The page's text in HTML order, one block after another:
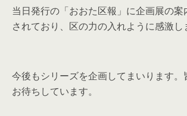
当日発行の「おおた区報」に企画展の
されており、区の力の入れように感激し
今後もシリーズを企画してまいります。
お待ちしています。